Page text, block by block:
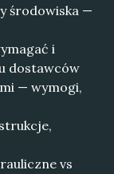
środowiska —
i
dostawców
— wymogi,
vs